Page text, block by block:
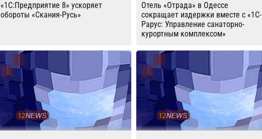
«1С:Предприятие 8» ускоряет
обороты «Скания-Русь»
Отель «Отрада» в Одессе
сокращает издержки вместе с «1С-
Рарус: Управление санаторно-
курортным комплексом»